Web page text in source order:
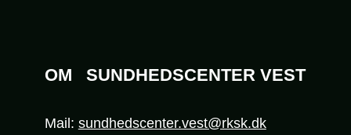
OM SUNDHEDSCENTER VEST
Mail: sundhedscenter.vest@rksk.dk